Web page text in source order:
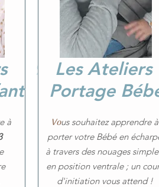
à
Les Ateliers
Portage
Vous souhaitez apprendre à
porter votre Bébé en
à travers des nouages
en position ventrale ; un
d'initiation vous attend !